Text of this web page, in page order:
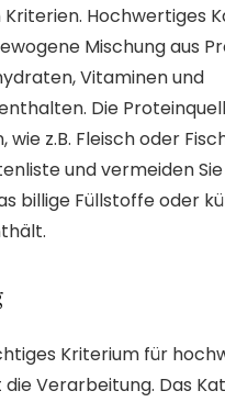
Hochwertiges
Mischung aus
Vitaminen und
Die
wie z.B. Fleisch oder
und vermeiden Sie
billige Füllstoffe oder
Kriterium für
Verarbeitung. Das